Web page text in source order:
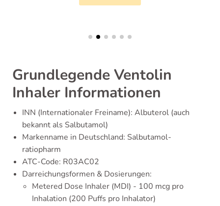
Grundlegende Ventolin
Inhaler Informationen
INN (Internationaler Freiname): Albuterol (auch
bekannt als Salbutamol)
Markenname in Deutschland: Salbutamol-
ratiopharm
ATC-Code: R03AC02
Darreichungsformen & Dosierungen:
Metered Dose Inhaler (MDI) - 100 mcg pro
Inhalation (200 Puffs pro Inhalator)